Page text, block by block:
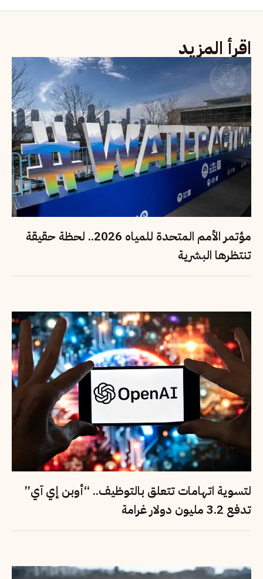
اقرأ المزيد
مؤتمر الأمم المتحدة للمياه 2026.. لحظة حقيقة
تنتظرها البشرية
لتسوية اتهامات تتعلق بالتوظيف.. “أوبن إي آي”
تدفع 3.2 مليون دولار غرامة